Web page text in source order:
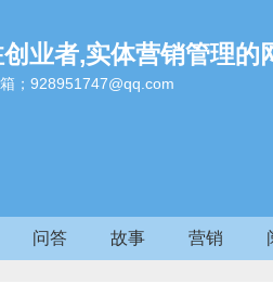
业者,实体营销管理的
；928951747@qq.com
问答 故事 营销